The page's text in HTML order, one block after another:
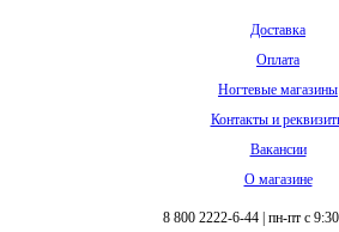
Доставка
Оплата
Ногтевые магазины
Контакты и
Вакансии
О магазине
8 800 2222-6-44 пн-пт с